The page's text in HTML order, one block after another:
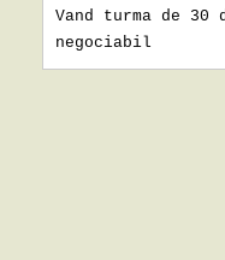
Vand turma de
negociabil